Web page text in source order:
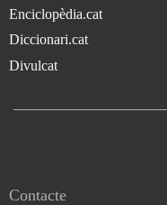
Enciclopèdia.cat
Diccionari.cat
Divulcat
Contacte